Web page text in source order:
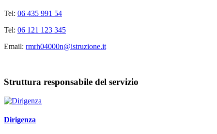
Tel: 06 435 991 54
Tel: 06 121 123 345
Email: rmrh04000n@istruzione.it
Struttura responsabile del servizio
Dirigenza